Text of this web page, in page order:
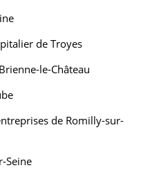
de Troyes
le-Château
de Romilly-sur-
Seine